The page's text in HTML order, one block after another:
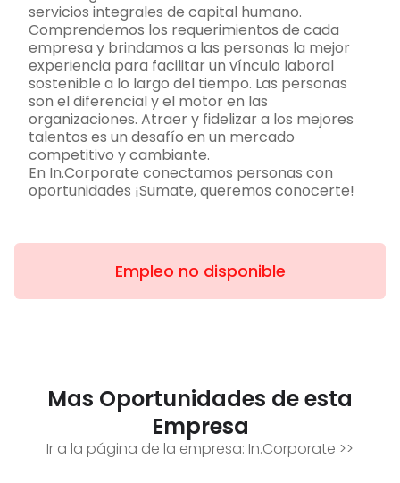
servicios integrales de capital humano.
Comprendemos los requerimientos de cada
empresa y brindamos a las personas la mejor
experiencia para facilitar un vínculo laboral
sostenible a lo largo del tiempo. Las personas
son el diferencial y el motor en las
organizaciones. Atraer y fidelizar a los mejores
talentos es un desafío en un mercado
competitivo y cambiante.
En In.Corporate conectamos personas con
oportunidades ¡Sumate, queremos conocerte!
Empleo no disponible
Mas Oportunidades de esta
Empresa
Ir a la página de la empresa: In.Corporate >>